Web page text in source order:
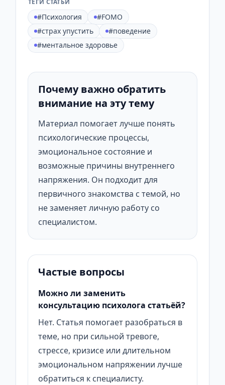
ТЕГИ СТАТЬИ
#Психология
#FOMO
#страх упустить
#поведение
#ментальное здоровье
Почему важно обратить
внимание на эту тему
Материал помогает лучше понять
психологические процессы,
эмоциональное состояние и
возможные причины внутреннего
напряжения. Он подходит для
первичного знакомства с темой, но
не заменяет личную работу со
специалистом.
Частые вопросы
Можно ли заменить
консультацию психолога статьёй?
Нет. Статья помогает разобраться в
теме, но при сильной тревоге,
стрессе, кризисе или длительном
эмоциональном напряжении лучше
обратиться к специалисту.